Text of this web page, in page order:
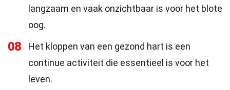
langzaam en vaak onzichtbaar is voor het blote
oog.
08
Het kloppen van een gezond hart is een
continue activiteit die essentieel is voor het
leven.